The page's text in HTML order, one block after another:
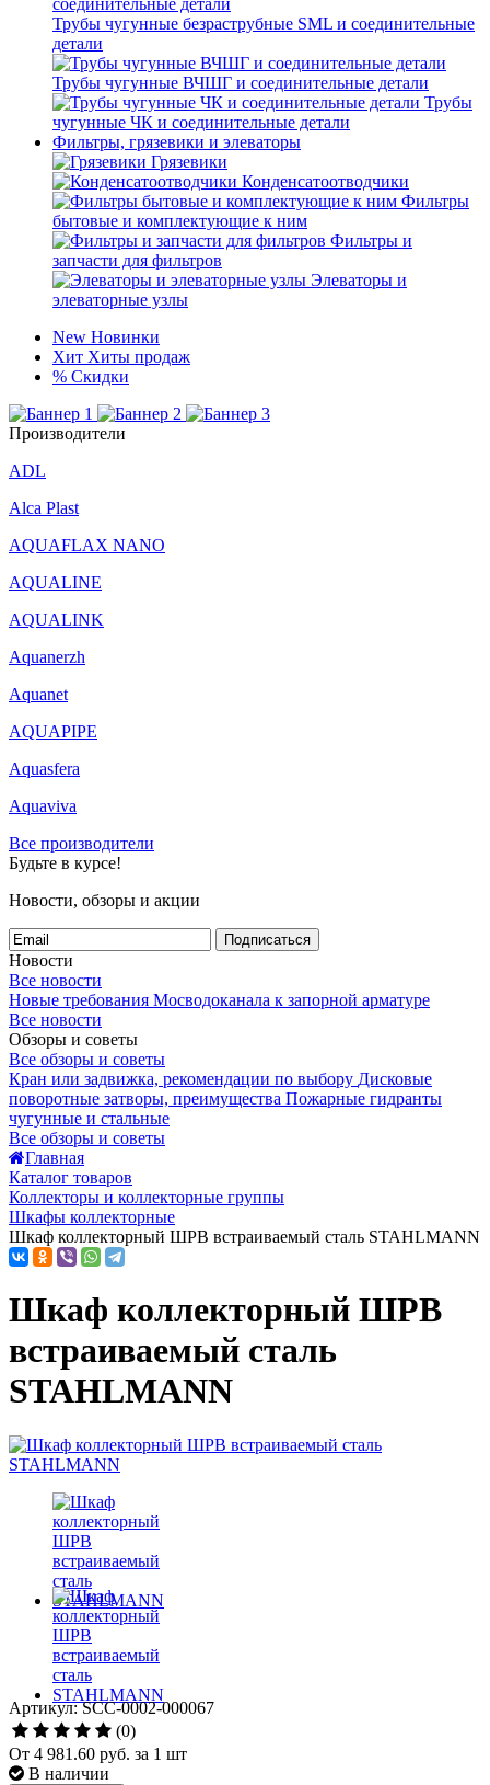
Трубы чугунные безраструбные SML и соединительные
детали
Трубы чугунные ВЧШГ и соединительные детали
Трубы
чугунные ЧК и соединительные детали
Фильтры, грязевики и элеваторы
Грязевики
Конденсатоотводчики
Фильтры
бытовые и комплектующие к ним
Фильтры и
запчасти для фильтров
Элеваторы и
элеваторные узлы
New Новинки
Хит Хиты продаж
% Скидки
Производители
ADL
Alca Plast
AQUAFLAX NANO
AQUALINE
AQUALINK
Aquanerzh
Aquanet
AQUAPIPE
Aquasfera
Aquaviva
Все производители
Будьте в курсе!
Новости, обзоры и акции
Подписаться
Новости
Все новости
Новые требования Мосводоканала к запорной арматуре
Все новости
Обзоры и советы
Все обзоры и советы
Кран или задвижка, рекомендации по выбору Дисковые
поворотные затворы, преимущества Пожарные гидранты
чугунные и стальные
Все обзоры и советы
Главная
Каталог товаров
Коллекторы и коллекторные группы
Шкафы коллекторные
Шкаф коллекторный ШРВ встраиваемый сталь STAHLMANN
Шкаф коллекторный ШРВ
встраиваемый сталь
STAHLMANN
Артикул: SCC-0002-000067
(0)
От 4 981.60 руб. за 1 шт
В наличии